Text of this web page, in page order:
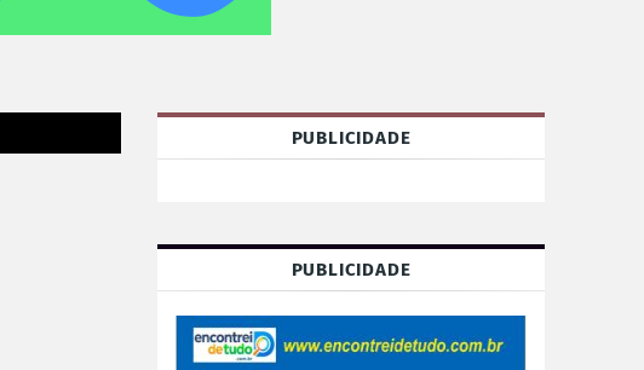
PUBLICIDADE
PUBLICIDADE